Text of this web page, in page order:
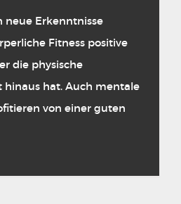
neue Erkenntnisse
Fitness positive
die physische
hinaus hat. Auch mentale
von einer guten